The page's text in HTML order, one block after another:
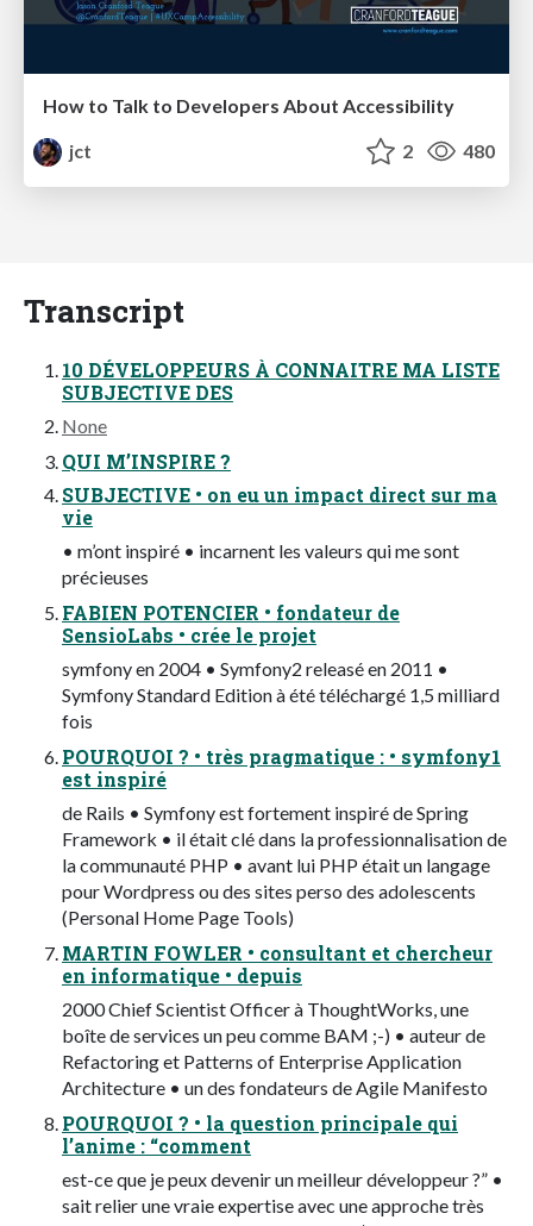
How to Talk to Developers About Accessibility
jct
2 480
Transcript
10 DÉVELOPPEURS À CONNAITRE MA LISTE
SUBJECTIVE DES
None
QUI M’INSPIRE ?
SUBJECTIVE • on eu un impact direct sur ma
vie
• m’ont inspiré • incarnent les valeurs qui me sont
précieuses
FABIEN POTENCIER • fondateur de
SensioLabs • crée le projet
symfony en 2004 • Symfony2 releasé en 2011 •
Symfony Standard Edition à été téléchargé 1,5 milliard
fois
POURQUOI ? • très pragmatique : • symfony1
est inspiré
de Rails • Symfony est fortement inspiré de Spring
Framework • il était clé dans la professionnalisation de
la communauté PHP • avant lui PHP était un langage
pour Wordpress ou des sites perso des adolescents
(Personal Home Page Tools)
MARTIN FOWLER • consultant et chercheur
en informatique • depuis
2000 Chief Scientist Officer à ThoughtWorks, une
boîte de services un peu comme BAM ;-) • auteur de
Refactoring et Patterns of Enterprise Application
Architecture • un des fondateurs de Agile Manifesto
POURQUOI ? • la question principale qui
l’anime : “comment
est-ce que je peux devenir un meilleur développeur ?” •
sait relier une vraie expertise avec une approche très